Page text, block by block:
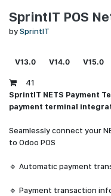
SprintIT POS
bySprintIT
V13.0 V14.0 V15.0
41
SprintIT NETS Payment
payment terminal
Seamlessly connect your
to Odoo POS
🔹 Automatic payment
🔹 Payment transaction